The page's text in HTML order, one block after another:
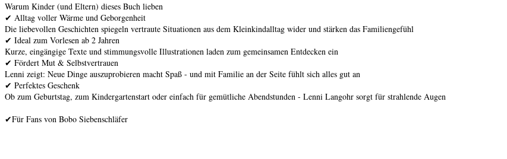
Warum Kinder (und Eltern) dieses Buch lieben
✔ Alltag voller Wärme und Geborgenheit
Die liebevollen Geschichten spiegeln vertraute Situationen aus dem Kleinkindalltag wider und stärken das Familiengefühl
✔ Ideal zum Vorlesen ab 2 Jahren
Kurze, eingängige Texte und stimmungsvolle Illustrationen laden zum gemeinsamen Entdecken ein
✔ Fördert Mut & Selbstvertrauen
Lenni zeigt: Neue Dinge auszuprobieren macht Spaß - und mit Familie an der Seite fühlt sich alles gut an
✔ Perfektes Geschenk
Ob zum Geburtstag, zum Kindergartenstart oder einfach für gemütliche Abendstunden - Lenni Langohr sorgt für strahlende Augen
✔Für Fans von Bobo Siebenschläfer